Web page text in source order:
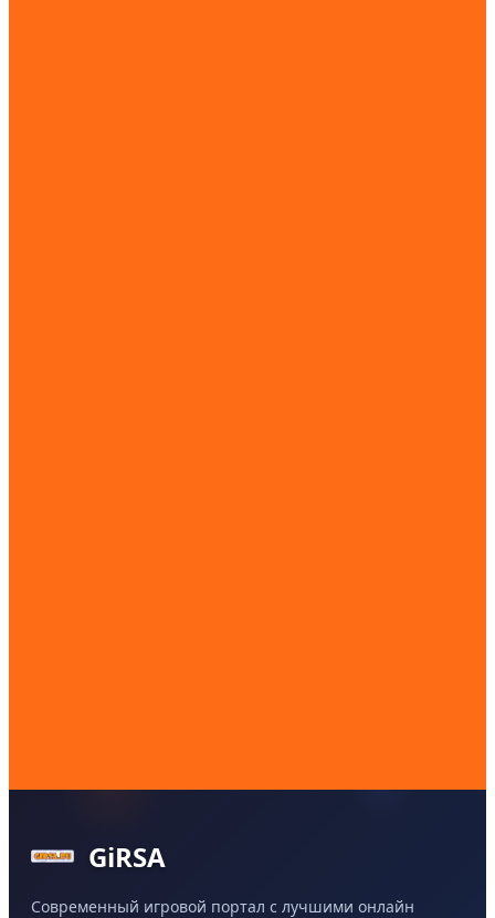
GiRSA
Современный игровой портал с лучшими онлайн